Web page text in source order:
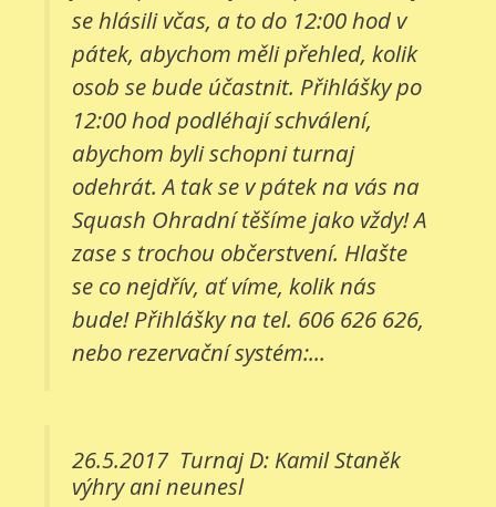
se hlásili včas, a to do 12:00 hod v
pátek, abychom měli přehled, kolik
osob se bude účastnit. Přihlášky po
12:00 hod podléhají schválení,
abychom byli schopni turnaj
odehrát. A tak se v pátek na vás na
Squash Ohradní těšíme jako vždy! A
zase s trochou občerstvení. Hlašte
se co nejdřív, ať víme, kolik nás
bude! Přihlášky na tel. 606 626 626,
nebo rezervační systém:...
26.5.2017 Turnaj D: Kamil Staněk
výhry ani neunesl